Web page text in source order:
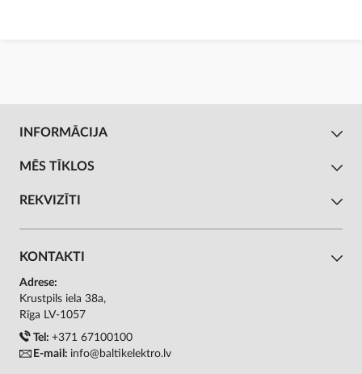
INFORMĀCIJA
MĒS TĪKLOS
REKVIZĪTI
KONTAKTI
Adrese:
Krustpils iela 38a,
Rīga LV-1057
Tel: +371 67100100
E-mail: info@baltikelektro.lv